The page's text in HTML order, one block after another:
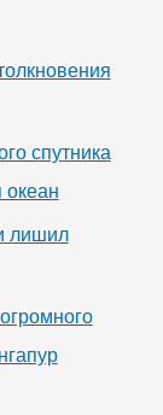
спутника
океан
лишил